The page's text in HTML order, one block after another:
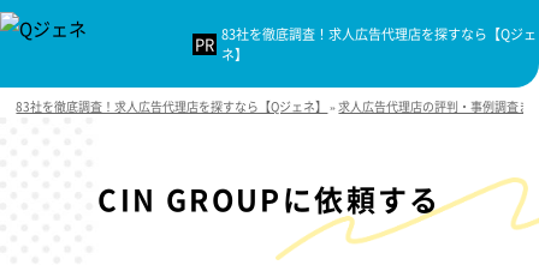
83社を徹底調査！求人広告代理店を探すなら【Qジェ
ネ】
83社を徹底調査！求人広告代理店を探すなら【Qジェネ】 »求人広告代理店の評判・事例調査ま
CIN GROUPに依頼する